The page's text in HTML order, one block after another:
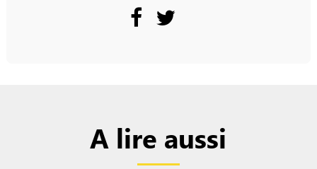
A lire aussi